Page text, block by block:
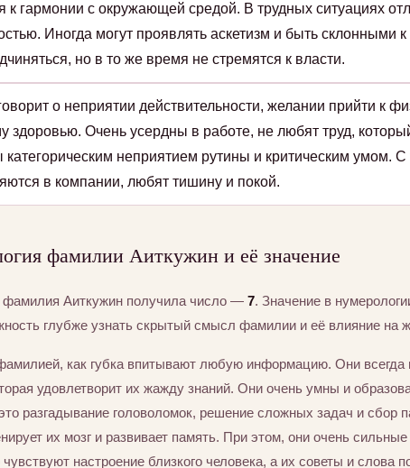
к гармонии с окружающей средой. В трудных ситуациях
Иногда могут проявлять аскетизм и быть склонными
но в то же время не стремятся к власти.
о неприятии действительности, желании прийти к
здоровью. Очень усердны в работе, не любят труд,
категорическим неприятием рутины и критическим умом. С
в компании, любят тишину и покой.
фамилии Аиткужин и её значение
фамилия Аиткужин получила число — 7. Значение в
глубже узнать скрытый смысл фамилии и её влияние на
как губка впитывают любую информацию. Они всегда
удовлетворит их жажду знаний. Они очень умны и
разгадывание головоломок, решение сложных задач и сбор
их мозг и развивает память. При этом, они очень
настроение близкого человека, а их советы и слова